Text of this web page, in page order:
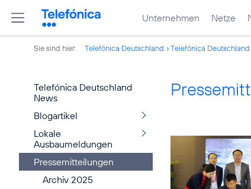
Unternehmen Netze
Sie sind hier: Telefónica Deutschland Telefónica
Telefónica Deutschland
News
Blogartikel
Lokale
Ausbaumeldungen
Pressemitteilungen
Archiv 2025